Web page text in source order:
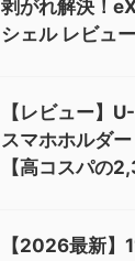
剥がれ解決！
シェル レビュー
【レビュー】
スマホホルダ
【高コスパの
【2026最新】